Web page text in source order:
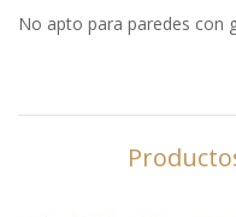
No apto para paredes con